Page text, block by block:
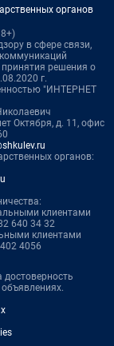
органов
в сфере связи,
решения о
г.
"ИНТЕРНЕТ
Октября, д. 11, офис
органов:
клиентами
640 34 32
клиентами
4056
достоверность